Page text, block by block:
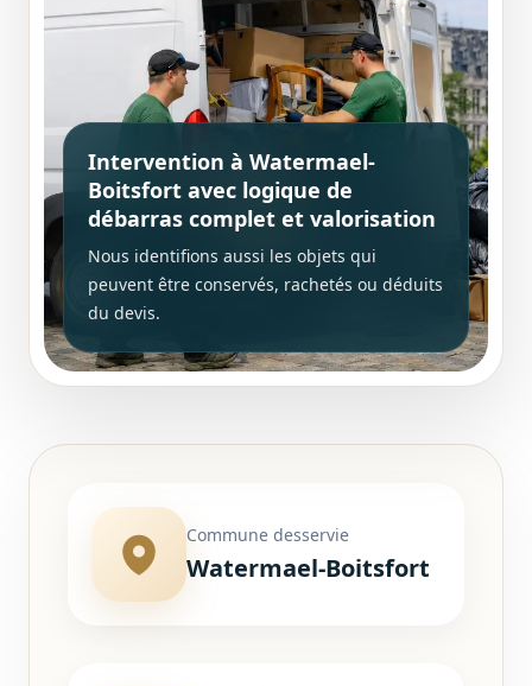
Intervention à Watermael-
Boitsfort avec logique de
débarras complet et valorisation
Nous identifions aussi les objets qui
peuvent être conservés, rachetés ou déduits
du devis.
Commune desservie
Watermael-Boitsfort